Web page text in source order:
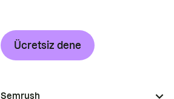
Ücretsiz dene
Semrush